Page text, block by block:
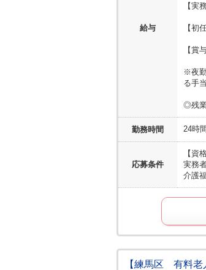
給与
【実
【初
【賞
※夜
る手
◎残業
勤務時間 24時
応募条件
【資
実務
介護
【練馬区 有料